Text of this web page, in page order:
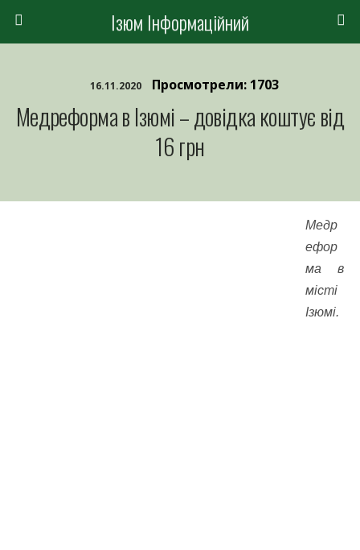
Ізюм Інформаційний
16.11.2020 Просмотрели: 1703
Медреформа в Ізюмі – довідка коштує від
16 грн
Медр
ефор
ма в
місті
Ізюмі.